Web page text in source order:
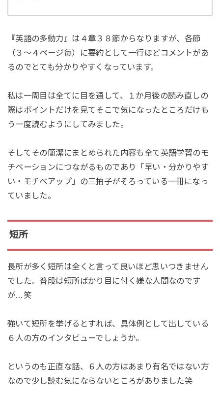
『英語の多動力』は４章３８節からなりますが、各節
（３～４ページ毎）に要約として一行ほどコメントがあ
るのでとても分かりやすくなっています。
私は一周目は全てに目を通して、１か月後の読み直しの
際はポイントだけを見てそこで気になったところだけも
う一度読むようにしてみました。
そしてその簡潔にまとめられた内容も全て英語学習のモ
チベーションにつながるものであり「早い・分かりやす
い・モチベアップ」の三拍子がそろっている一冊になっ
ていました。
短所
長所が多く短所は全くと言って良いほど思いつきません
でした。普段は短所ばかり目に付く嫌な人間なのです
が…笑
強いて短所を挙げるとすれば、具体例として出している
６人の方のインタビューでしょうか。
というのも正直な話、６人の方はあまり有名ではない方
なので少し読む気にならないところがありました笑